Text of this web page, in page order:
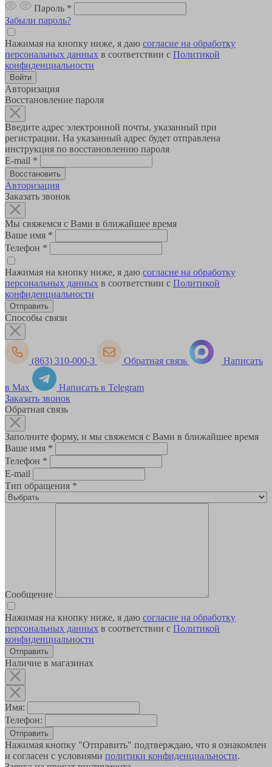
Пароль *
Забыли пароль?
Нажимая на кнопку ниже, я даю согласие на обработку
персональных данных в соответствии с Политикой
конфиденциальности
Авторизация
Восстановление пароля
Введите адрес электронной почты, указанный при
регистрации. На указанный адрес будет отправлена
инструкция по восстановлению пароля
E-mail *
Авторизация
Заказать звонок
Мы свяжемся с Вами в ближайшее время
Ваше имя *
Телефон *
Нажимая на кнопку ниже, я даю согласие на обработку
персональных данных в соответствии с Политикой
конфиденциальности
Способы связи
(863) 310-000-3 Обратная связь Написать
в Max
Написать в Telegram
Заказать звонок
Обратная связь
Заполните форму, и мы свяжемся с Вами в ближайшее время
Ваше имя *
Телефон *
E-mail
Тип обращения *
Сообщение
Нажимая на кнопку ниже, я даю согласие на обработку
персональных данных в соответствии с Политикой
конфиденциальности
Наличие в магазинах
Имя:
Телефон:
Отправить
Нажимая кнопку "Отправить" подтверждаю, что я ознакомлен
и согласен с условиями политики конфиденциальности.